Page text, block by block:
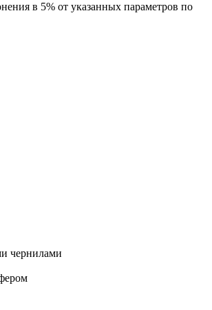
в 5% от указанных параметров по
чернилами